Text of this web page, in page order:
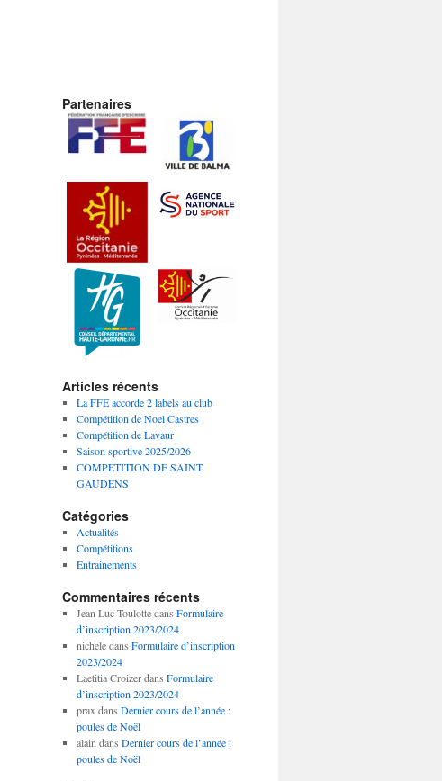
Partenaires
Articles récents
La FFE accorde 2 labels au club
Compétition de Noel Castres
Compétition de Lavaur
Saison sportive 2025/2026
COMPETITION DE SAINT
GAUDENS
Catégories
Actualités
Compétitions
Entrainements
Commentaires récents
Jean Luc Toulottedans Formulaire
d’inscription 2023/2024
nicheledans Formulaire d’inscription
2023/2024
Laetitia Croizerdans Formulaire
d’inscription 2023/2024
prax dans Dernier cours de l’année :
poules de Noël
alain dans Dernier cours de l’année :
poules de Noël